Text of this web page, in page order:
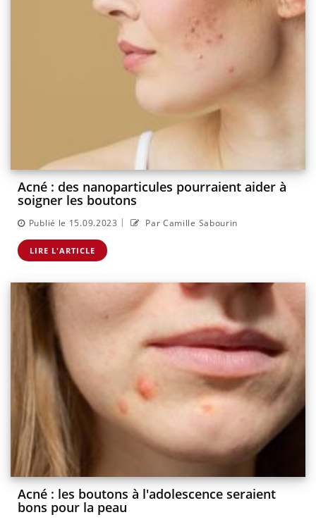
Acné : des nanoparticules pourraient aider à
soigner les boutons
Publié le 15.09.2023 | Par Camille Sabourin
LIRE L'ARTICLE
Acné : les boutons à l'adolescence seraient
bons pour la peau